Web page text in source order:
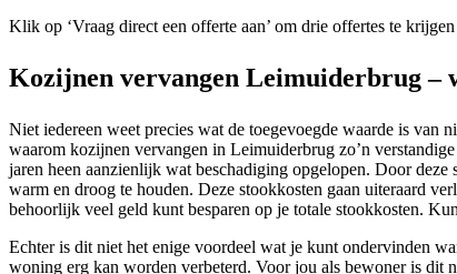
Klik op ‘Vraag direct een offerte aan’ om drie offertes te
Kozijnen vervangen Leimuiderbrug –
Niet iedereen weet precies wat de toegevoegde waarde is
waarom kozijnen vervangen in Leimuiderbrug zo’n
jaren heen aanzienlijk wat beschadiging opgelopen. Door deze
warm en droog te houden. Deze stookkosten gaan uiteraard
behoorlijk veel geld kunt besparen op je totale stookkosten.
Echter is dit niet het enige voordeel wat je kunt ondervinden
woning erg kan worden verbeterd. Voor jou als bewoner is